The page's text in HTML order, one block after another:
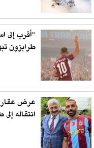
"أقرب إلى
طرابزون
عرض
انتقاله